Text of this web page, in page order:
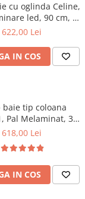
cu oglinda Celine,
led, 90 cm, 3
soft close, alb
622,00 Lei
IN COS
baie tip coloana
Pal Melaminat, 3
cos rufe, alb
618,00 Lei
IN COS